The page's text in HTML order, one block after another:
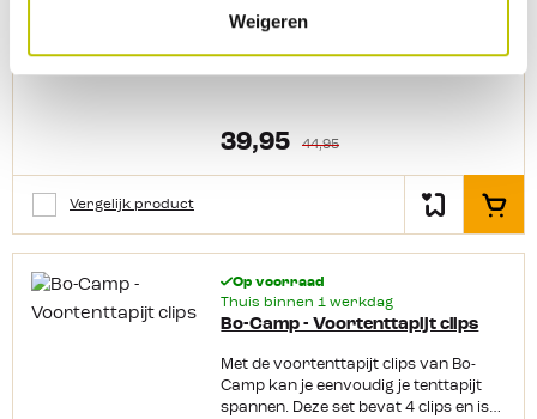
Weigeren
voeten. Het duurzame en soepele
Productkenmerken: Duurzaam,
soepel en elastisch tenttapijt
Gemakkelijk te reinigen Wasbaar bij
30 graden Polyester kern met extra
zware coating Makkelijk op maat te
knippen
39,95 44,95
Vergelijk product In het
Op voorraad
Thuis binnen 1 werkdag
Bo-Camp - Voortenttapijt clips
Met de voortenttapijt clips van Bo-
Camp kan je eenvoudig je tenttapijt
spannen. Deze set bevat 4 clips en is